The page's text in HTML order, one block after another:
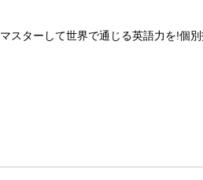
スターして世界で通じる英語力を!個